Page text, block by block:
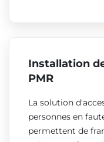
Installation
PMR
La solution
personnes en
permettent de